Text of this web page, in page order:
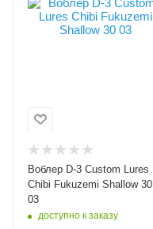
Цвет приманки
03
кренк
30
Вес приманки, гр
2.9
Плавучесть
Воблер D-3 Custom Lures
Chibi Fukuzemi Shallow 30
03
доступно к заказу